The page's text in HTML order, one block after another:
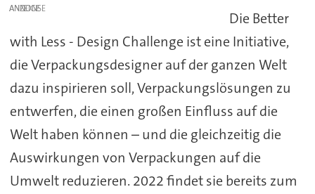
ANZEIGE
Die Better
with Less - Design Challenge ist eine Initiative,
die Verpackungsdesigner auf der ganzen Welt
dazu inspirieren soll, Verpackungslösungen zu
entwerfen, die einen großen Einfluss auf die
Welt haben können – und die gleichzeitig die
Auswirkungen von Verpackungen auf die
Umwelt reduzieren. 2022 findet sie bereits zum